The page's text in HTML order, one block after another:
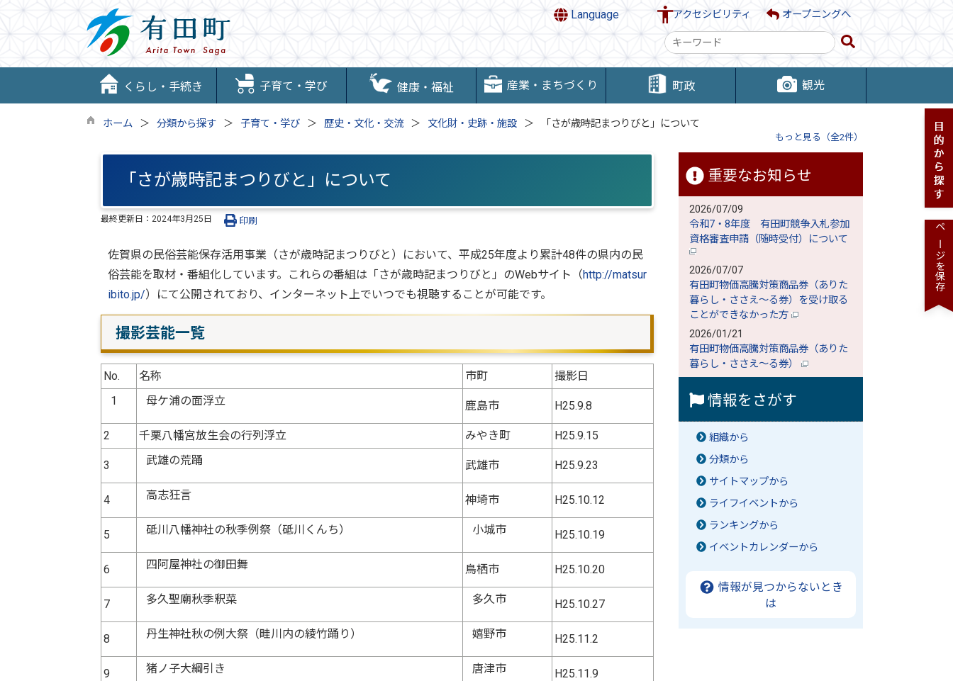
Language アクセシビリティ オープニングへ
検
索
キ
ー
ー
くらし・手続き 子育て・学び 健康・福祉 産業・まちづくり 町政 観光
ホーム 分類から探す 子育て・学び 歴史・文化・交流 文化財・史跡・施設 「さが歳時記まつりびと」について
もっと見る（全2件）
「さが歳時記まつりびと」について
最終更新日： 2024年3月25日 印刷
佐賀県の民俗芸能保存活用事業（さが歳時記まつりびと）において、平成25年度より累計48件の県内の民
俗芸能を取材・番組化しています。これらの番組は「さが歳時記まつりびと」のWebサイト（http://matsur
ibito.jp/）にて公開されており、インターネット上でいつでも視聴することが可能です。
撮影芸能一覧
No. 名称 市町
撮影日
1
母ケ浦の面浮立 鹿島市 H25.9.8
2 千栗八幡宮放生会の行列浮立 みやき町 H25.9.15
3 武雄の荒踊 武雄市 H25.9.23
4 高志狂言 神埼市 H25.10.12
5 砥川八幡神社の秋季例祭（砥川くんち） 小城市 H25.10.19
6 四阿屋神社の御田舞 鳥栖市 H25.10.20
7 多久聖廟秋季釈菜 多久市 H25.10.27
8 丹生神社秋の例大祭（畦川内の綾竹踊り） 嬉野市 H25.11.2
9 猪ノ子大綱引き 唐津市 H25.11.9
重要なお知らせ
2026/07/09
令和7・8年度 有田町競争入札参加
資格審査申請（随時受付）について
2026/07/07
有田町物価高騰対策商品券（ありた
暮らし・ささえ～る券）を受け取る
ことができなかった方
2026/01/21
有田町物価高騰対策商品券（ありた
暮らし・ささえ～る券）
情報をさがす
組織から
分類から
サイトマップから
ライフイベントから
ランキングから
イベントカレンダーから
情報が見つからないとき
は
ページを保存